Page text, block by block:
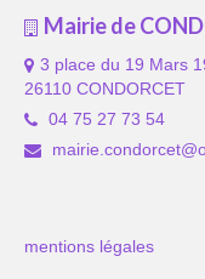
Mairie de
3 place du 19 Mars
26110 CONDORCET
04 75 27 73 54
mentions légales